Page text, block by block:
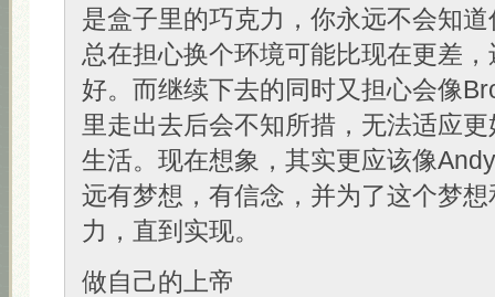
是盒子里的巧克力，你永远不会知
总在担心换个环境可能比现在更差
好。而继续下去的同时又担心会像
里走出去后会不知所措，无法适应
生活。现在想象，其实更应该像
远有梦想，有信念，并为了这个梦
力，直到实现。
做自己的上帝